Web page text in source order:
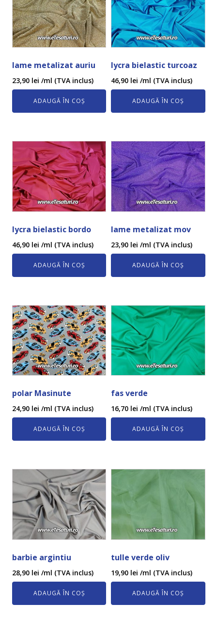
lame metalizat auriu
23,90 lei /ml (TVA inclus)
ADAUGĂ ÎN COȘ
lycra bielastic turcoaz
46,90 lei /ml (TVA inclus)
ADAUGĂ ÎN COȘ
lycra bielastic bordo
46,90 lei /ml (TVA inclus)
ADAUGĂ ÎN COȘ
lame metalizat mov
23,90 lei /ml (TVA inclus)
ADAUGĂ ÎN COȘ
polar Masinute
24,90 lei /ml (TVA inclus)
ADAUGĂ ÎN COȘ
fas verde
16,70 lei /ml (TVA inclus)
ADAUGĂ ÎN COȘ
barbie argintiu
28,90 lei /ml (TVA inclus)
ADAUGĂ ÎN COȘ
tulle verde oliv
19,90 lei /ml (TVA inclus)
ADAUGĂ ÎN COȘ